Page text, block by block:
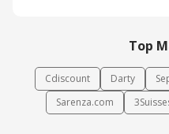
Top
Cdiscount Darty
Sarenza.com